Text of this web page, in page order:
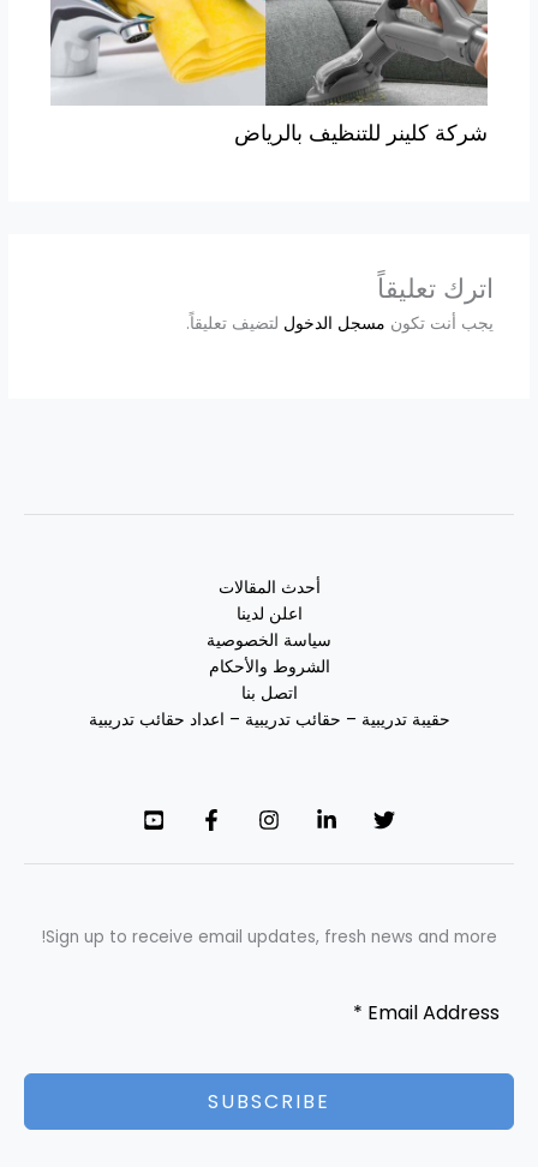
شركة كلينر للتنظيف بالرياض
اترك تعليقاً
يجب أنت تكون مسجل الدخول لتضيف تعليقاً.
أحدث المقالات
اعلن لدينا
سياسة الخصوصية
الشروط والأحكام
اتصل بنا
حقيبة تدريبية – حقائب تدريبية – اعداد حقائب تدريبية
Sign up to receive email updates, fresh news and more!
SUBSCRIBE